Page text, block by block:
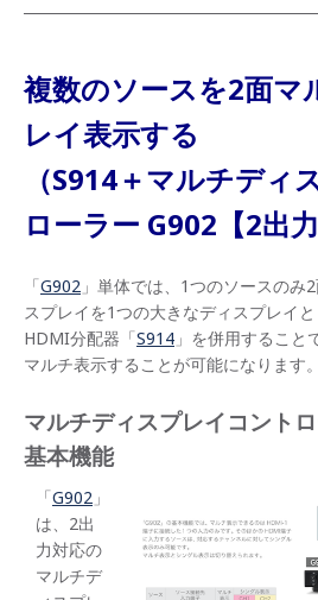
複数のソースを2面マ
レイ表示する
（S914＋マルチディ
ローラー G902【2出力
「G902 」単体では、1つのソースのみ
スプレイを1つの大きなディスプレイと
HDMI分配器「S914 」を併用すること
マルチ表示することが可能になります。
マルチディスプレイコント
基本機能
「G902 」
は、2出
力対応の
マルチデ